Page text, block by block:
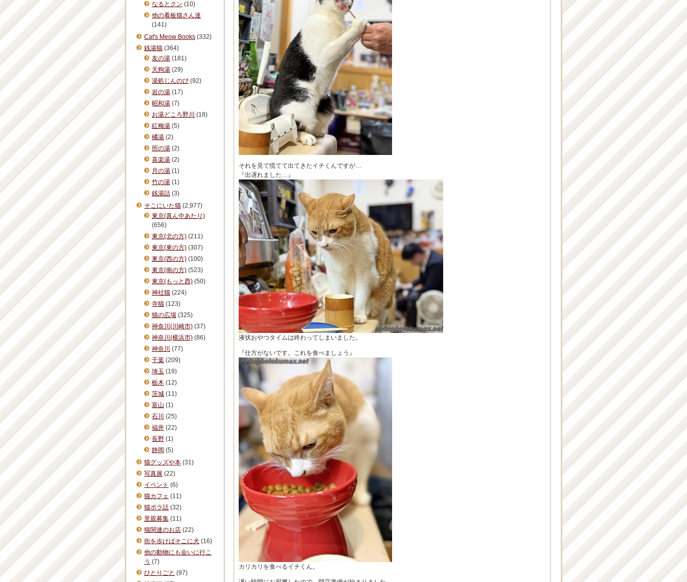
それを見て慌てて出てきたイチくんですが…
『出遅れました…』
液状おやつタイムは終わってしまいました。
『仕方がないです。これを食べましょう』
カリカリを食べるイチくん。
なるとクン (10)
他の看板猫さん達
(141)
Cat's Meow Books (332)
銭湯猫 (364)
友の湯 (181)
天狗湯 (29)
湯処じんのび (92)
岩の湯 (17)
昭和湯 (7)
お湯どころ野川 (18)
紅梅湯 (5)
橘湯 (2)
照の湯 (2)
喜楽湯 (2)
月の湯 (1)
竹の湯 (1)
銭湯話 (3)
そこにいた猫 (2,977)
東京(真ん中あたり)
(656)
東京(北の方) (211)
東京(東の方) (307)
東京(西の方) (100)
東京(南の方) (523)
東京(もっと西) (50)
神社猫 (224)
寺猫 (123)
猫の広場 (325)
神奈川(川崎市) (37)
神奈川(横浜市) (86)
神奈川 (77)
千葉 (209)
埼玉 (19)
栃木 (12)
茨城 (11)
富山 (1)
石川 (25)
福井 (22)
長野 (1)
静岡 (5)
猫グッズや本 (31)
写真展 (22)
イベント (6)
猫カフェ (11)
猫ボラ話 (32)
里親募集 (11)
猫関連のお店 (22)
街を歩けばそこに犬 (16)
他の動物にも会いに行こ
う (7)
ひとりごと (97)